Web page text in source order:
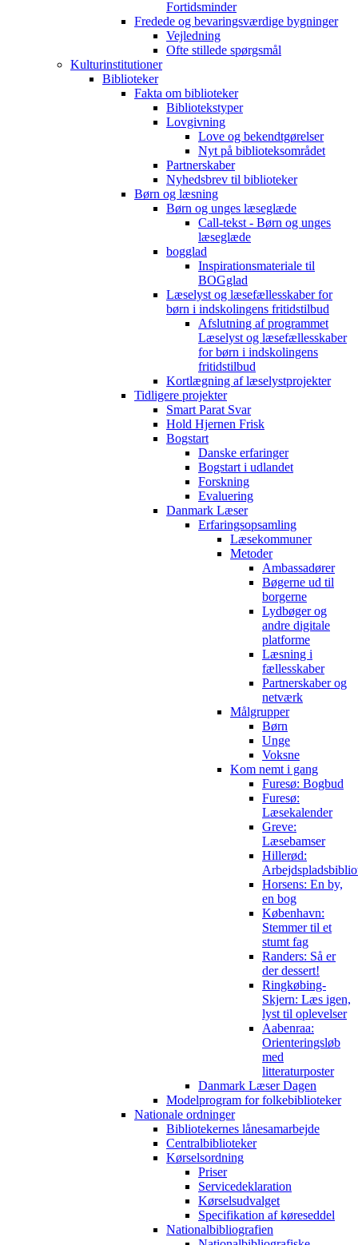
Fortidsminder
Fredede og bevaringsværdige bygninger
Vejledning
Ofte stillede spørgsmål
Kulturinstitutioner
Biblioteker
Fakta om biblioteker
Bibliotekstyper
Lovgivning
Love og bekendtgørelser
Nyt på biblioteksområdet
Partnerskaber
Nyhedsbrev til biblioteker
Børn og læsning
Børn og unges læseglæde
Call-tekst - Børn og unges
læseglæde
bogglad
Inspirationsmateriale til
BOGglad
Læselyst og læsefællesskaber for
børn i indskolingens fritidstilbud
Afslutning af programmet
Læselyst og læsefællesskaber
for børn i indskolingens
fritidstilbud
Kortlægning af læselystprojekter
Tidligere projekter
Smart Parat Svar
Hold Hjernen Frisk
Bogstart
Danske erfaringer
Bogstart i udlandet
Forskning
Evaluering
Danmark Læser
Erfaringsopsamling
Læsekommuner
Metoder
Ambassadører
Bøgerne ud til
borgerne
Lydbøger og
andre digitale
platforme
Læsning i
fællesskaber
Partnerskaber og
netværk
Målgrupper
Børn
Unge
Voksne
Kom nemt i gang
Furesø: Bogbud
Furesø:
Læsekalender
Greve:
Læsebamser
Hillerød:
Horsens: En by,
en bog
København:
Stemmer til et
stumt fag
Randers: Så er
der dessert!
Ringkøbing-
Skjern: Læs igen,
lyst til oplevelser
Aabenraa:
Orienteringsløb
med
litteraturposter
Danmark Læser Dagen
Modelprogram for folkebiblioteker
Nationale ordninger
Bibliotekernes lånesamarbejde
Centralbiblioteker
Kørselsordning
Priser
Servicedeklaration
Kørselsudvalget
Specifikation af køreseddel
Nationalbibliografien